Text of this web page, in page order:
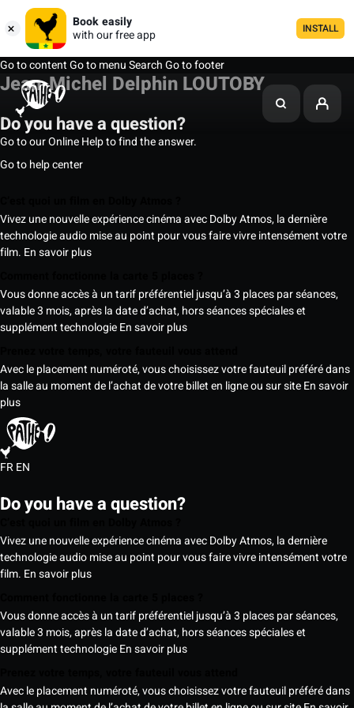
Book easily
with our free app
INSTALL
Go to contentGo to menuSearchGo to footer
Jean-Michel Delphin LOUTOBY
Do you have a question?
Go to our Online Help to find the answer.
Go to help center
Vivez une nouvelle expérience cinéma avec Dolby Atmos, la dernière
technologie audio mise au point pour vous faire vivre intensément votre
film. En savoir plus
Vous donne accès à un tarif préférentiel jusqu’à 3 places par séances,
valable 3 mois, après la date d’achat, hors séances spéciales et
supplément technologieEn savoir plus
Avec le placement numéroté, vous choisissez votre fauteuil préféré dans
la salle au moment de l’achat de votre billet en ligne ou sur siteEn savoir
plus
FREN
Do you have a question?
Vivez une nouvelle expérience cinéma avec Dolby Atmos, la dernière
technologie audio mise au point pour vous faire vivre intensément votre
film. En savoir plus
Vous donne accès à un tarif préférentiel jusqu’à 3 places par séances,
valable 3 mois, après la date d’achat, hors séances spéciales et
supplément technologieEn savoir plus
Avec le placement numéroté, vous choisissez votre fauteuil préféré dans